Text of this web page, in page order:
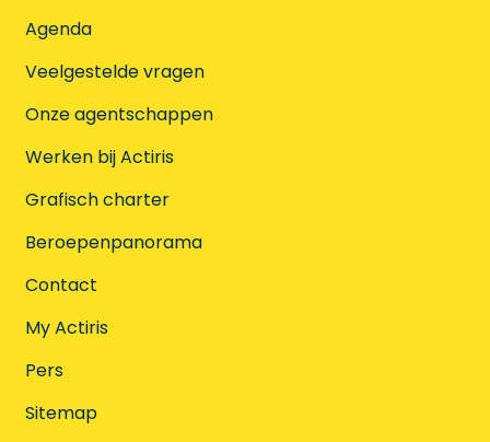
Agenda
Veelgestelde vragen
Onze agentschappen
Werken bij Actiris
Grafisch charter
Beroepenpanorama
Contact
My Actiris
Pers
Sitemap